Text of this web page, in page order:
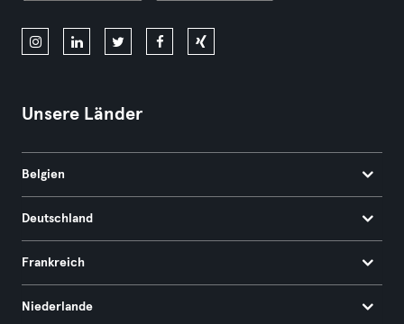
Unsere Länder
Belgien
Deutschland
Frankreich
Niederlande